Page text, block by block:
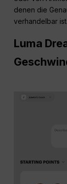
denen die
verhandelbar ist.
Luma